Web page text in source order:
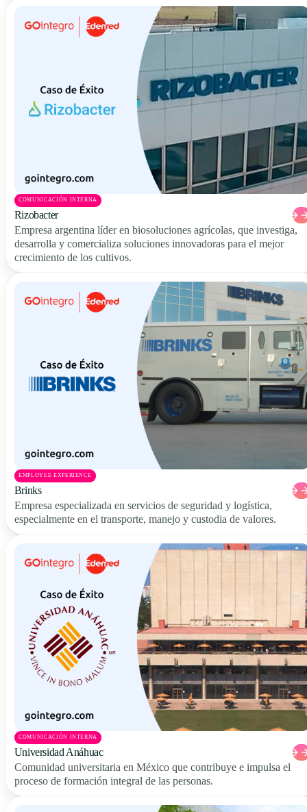
COMUNICACIÓN INTERNA
Rizobacter
Empresa argentina líder en biosoluciones agrícolas, que investiga,
desarrolla y comercializa soluciones innovadoras para el mejor
crecimiento de los cultivos.
EMPLOYEE EXPERIENCE
Brinks
Empresa especializada en servicios de seguridad y logística,
especialmente en el transporte, manejo y custodia de valores.
COMUNICACIÓN INTERNA
Universidad Anáhuac
Comunidad universitaria en México que contribuye e impulsa el
proceso de formación integral de las personas.